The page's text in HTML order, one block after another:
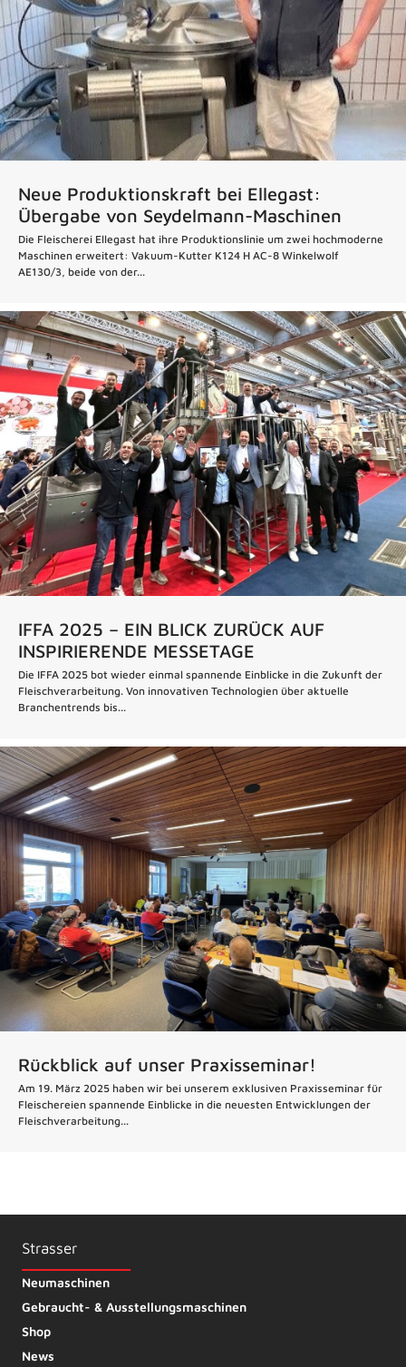
Neue Produktionskraft bei Ellegast:
Übergabe von Seydelmann-Maschinen
Die Fleischerei Ellegast hat ihre Produktionslinie um zwei hochmoderne
Maschinen erweitert: Vakuum-Kutter K124 H AC-8 Winkelwolf
AE130/3, beide von der...
IFFA 2025 – EIN BLICK ZURÜCK AUF
INSPIRIERENDE MESSETAGE
Die IFFA 2025 bot wieder einmal spannende Einblicke in die Zukunft der
Fleischverarbeitung. Von innovativen Technologien über aktuelle
Branchentrends bis...
Rückblick auf unser Praxisseminar!
Am 19. März 2025 haben wir bei unserem exklusiven Praxisseminar für
Fleischereien spannende Einblicke in die neuesten Entwicklungen der
Fleischverarbeitung...
Strasser
Neumaschinen
Gebraucht- & Ausstellungsmaschinen
Shop
News